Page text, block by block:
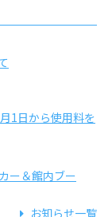
1日から使用料を
ー＆館内ブー
お知らせ一覧